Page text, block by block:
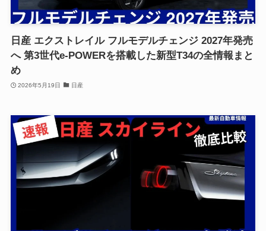
日産 エクストレイル フルモデルチェンジ 2027年発売
へ 第3世代e-POWERを搭載した新型T34の全情報まと
め
2026年5月19日 日産